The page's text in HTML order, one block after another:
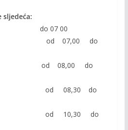
sljedeća:
do 07 00
od 07,00 do
od 08,00 do
od 08,30 do
od 10,30 do